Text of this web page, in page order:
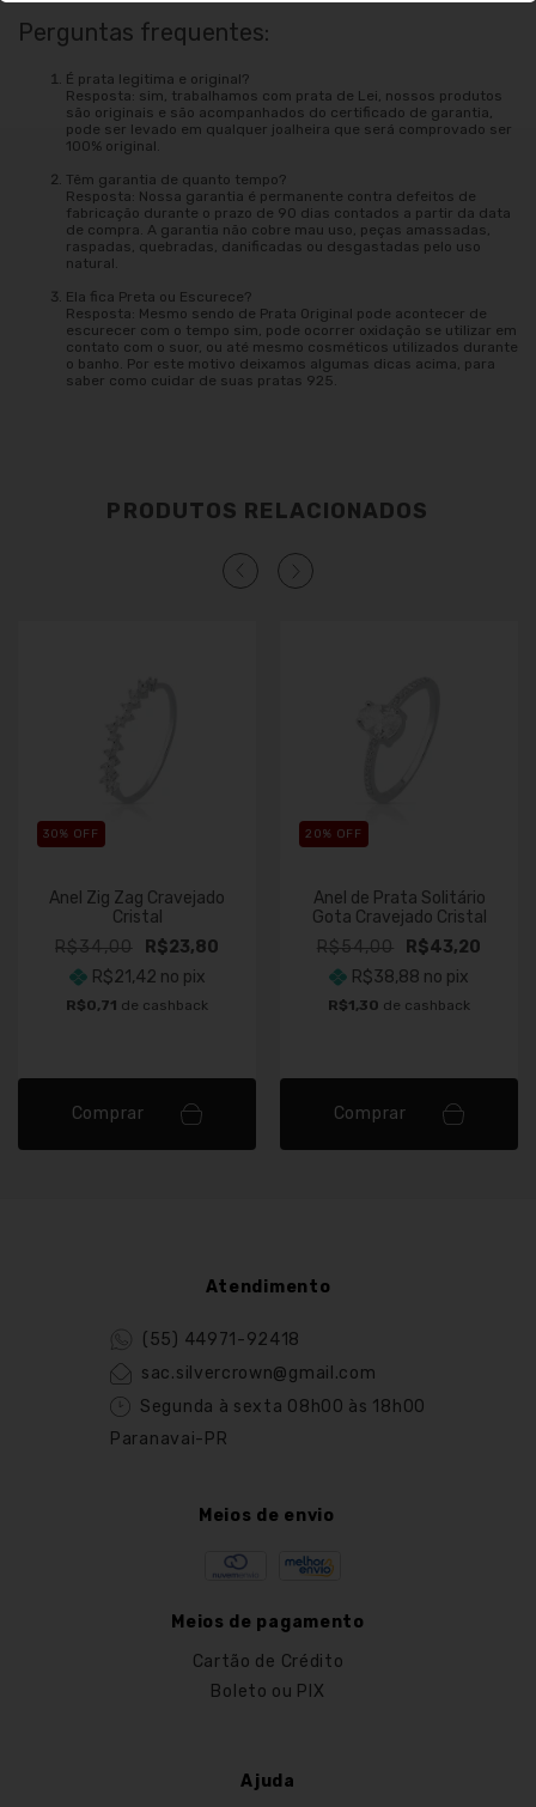
Perguntas frequentes:
É prata legitima e original?
Resposta: sim, trabalhamos com prata de Lei, nossos produtos
são originais e são acompanhados do certificado de garantia,
pode ser levado em qualquer joalheira que será comprovado ser
100% original.
Têm garantia de quanto tempo?
Resposta: Nossa garantia é permanente contra defeitos de
fabricação durante o prazo de 90 dias contados a partir da data
de compra. A garantia não cobre mau uso, peças amassadas,
raspadas, quebradas, danificadas ou desgastadas pelo uso
natural.
Ela fica Preta ou Escurece?
Resposta: Mesmo sendo de Prata Original pode acontecer de
escurecer com o tempo sim, pode ocorrer oxidação se utilizar em
contato com o suor, ou até mesmo cosméticos utilizados durante
o banho. Por este motivo deixamos algumas dicas acima, para
saber como cuidar de suas pratas 925.
PRODUTOS RELACIONADOS
30% OFF
Anel Zig Zag Cravejado
Cristal
R$34,00
R$23,80
R$21,42 no pix
R$0,71 de cashback
Comprar
20% OFF
Anel de Prata Solitário
Gota Cravejado Cristal
R$54,00
R$43,20
R$38,88 no pix
R$1,30 de cashback
Comprar
Atendimento
(55) 44971-92418
sac.silvercrown@gmail.com
Segunda à sexta 08h00 às 18h00
Paranavai-PR
Meios de envio
Meios de pagamento
Cartão de Crédito
Boleto ou PIX
Ajuda